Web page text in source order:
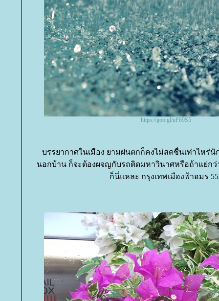
https://goo.gl/uF69S5
บรรยากาศในเมือง ยามฝนตกก็คงไม่สดชื่นเท่าไหร่นั
นอกบ้าน ก็จะต้องผจญกับรถติดมหาวินาศหรือถ้าแย่ก
ก็นี่แหละ กรุงเทพเมืองฟ้าอมร